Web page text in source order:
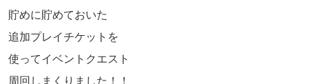
貯めに貯めておいた
追加プレイチケットを
使ってイベントクエスト
周回しまくりました！！